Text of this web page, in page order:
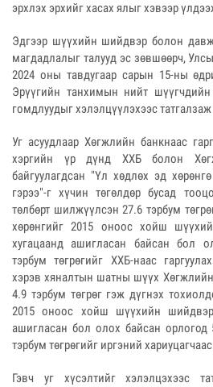
эрхлэх эрхийг хасах ялыг хэвээр
Эдгээр шүүхийн шийдвэр болон
магдадлалыг талууд эс зөвшөөрч,
2024 оны тавдугаар сарын 15-ны
Эрүүгийн танхимын нийт шүүгчдийн
гомдлуудыг хэлэлцүүлэхээс
Уг асуудлаар Хөгжлийн банкнаас
хэргийн үр дүнд ХХБ болон
байгуулагдсан "Үл хөдлөх эд
гэрээ"-г хүчин төгөлдөр бусад
төлбөрт шилжүүлсэн 27.6 тэрбум
хөрөнгийг 2015 оноос хойш
хугацаанд ашигласан байсан бол
тэрбум төгрөгийг ХХБ-наас
хэрэв хяналтын шатны шүүх
4.9 тэрбум төгрөг гэж дүгнэх
2015 оноос хойш шүүхийн шийдвэр
ашигласан бол олох байсан орлогод
тэрбум төгрөгийг иргэний
Гэвч уг хүсэлтийг хэлэлцэхээс